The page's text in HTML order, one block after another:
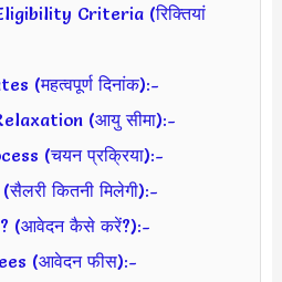
Criteria (रिक्तियां
(महत्वपूर्ण दिनांक):-
(आयु सीमा):-
(चयन प्रक्रिया):-
कितनी मिलेगी):-
(आवेदन कैसे करें?):-
(आवेदन फीस):-